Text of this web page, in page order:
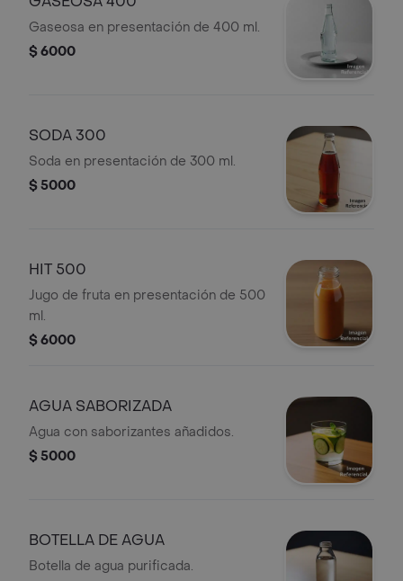
Gaseosa en presentación de 400 ml.
$ 6000
SODA 300
Soda en presentación de 300 ml.
$ 5000
HIT 500
Jugo de fruta en presentación de 500
ml.
$ 6000
AGUA SABORIZADA
Agua con saborizantes añadidos.
$ 5000
BOTELLA DE AGUA
Botella de agua purificada.